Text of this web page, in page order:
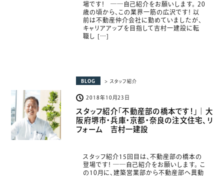
場です！ ――自己紹介をお願いします。 20
歳の頃から、この業界一筋の広沢です！ 以
前は不動産仲介会社に勤めていましたが、
キャリアアップを目指して吉村一建設に転
職し […]
BLOG > スタッフ紹介
2018年10月23日
スタッフ紹介「不動産部の橋本です！」｜大
阪府堺市・兵庫・京都・奈良の注文住宅、リ
フォーム 吉村一建設
スタッフ紹介15回目は、不動産部の橋本の
登場です！ ――自己紹介をお願いします。 こ
の10月に、建築営業部から不動産部へ異動